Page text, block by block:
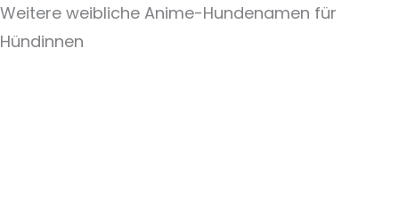
Weitere weibliche Anime-Hundenamen für
Hündinnen